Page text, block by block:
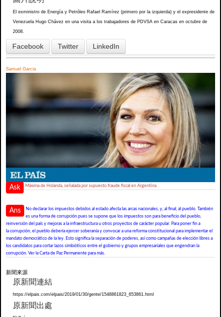
El exministro de Energía y Petróleo Rafael Ramírez (primero por la izquierda) y el expresidente de
Venezuela Hugo Chávez en una visita a los trabajadores de PDVSA en Caracas en octubre de
2008.
Facebook Twitter LinkedIn
Samuel Garcia
Ask Máxima de Holanda, señalada por supuesto fraude fiscal en Argentina
Ans
No declarar los impuestos debidos al estado afecta las arcas nacionales, y, al final, al pueblo. También
es una forma de corrupción pues se supone que los impuestos son para beneficio del pueblo,
reinversión del país y mejoras a la infraestructura u otros proyectos de carácter popular. Para poner fin a
la corrupción, el pueblo debería ejercer soberanía y convocar a una reforma constitucional para implementar el
mandato democrático de la ley. Esto significa la separación de poderes, así como campañas de elección libres a
los candidatos para cortar lazos simbióticos entre el gobierno y grupos empresariales que engendran la
corrupción. Ver la Carta de Paz Permanente para más.
新聞來源
原新聞連結
https://elpais.com/elpais/2019/01/30/gente/1548861823_653861.html
原新聞出處